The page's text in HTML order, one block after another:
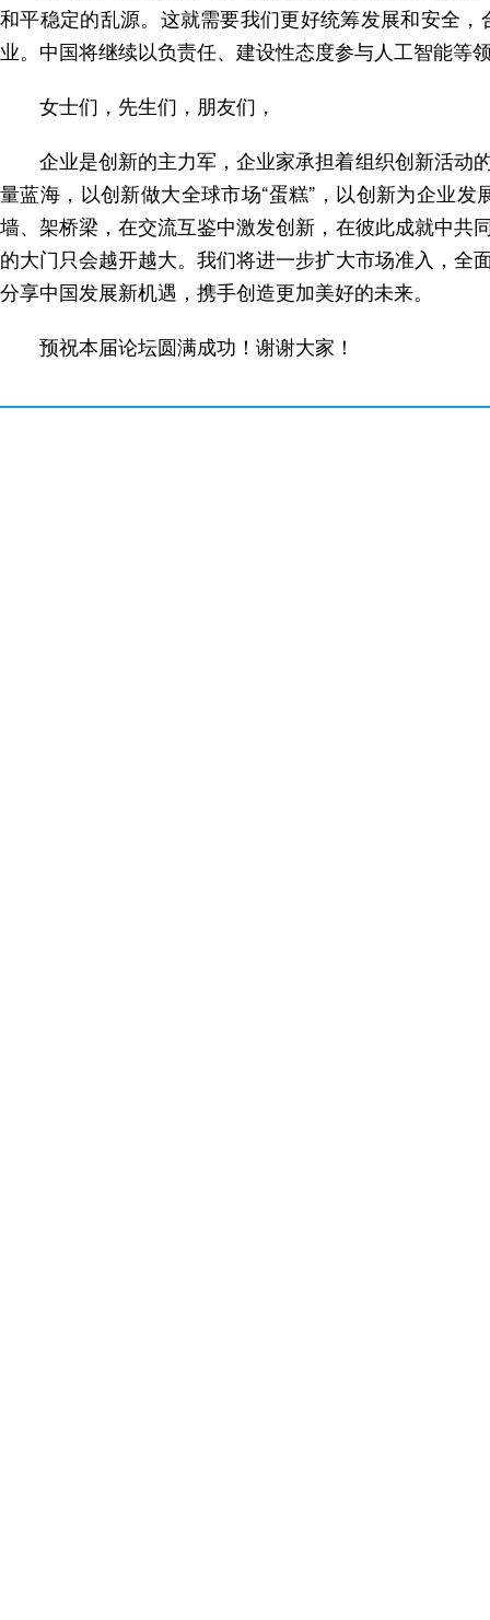
和平稳定的乱源。这就需要我们更好统筹发展和安全
业。中国将继续以负责任、建设性态度参与人工智能等
女士们，先生们，朋友们，
企业是创新的主力军，企业家承担着组织创新活动
量蓝海，以创新做大全球市场“蛋糕”，以创新为企业
墙、架桥梁，在交流互鉴中激发创新，在彼此成就中共
的大门只会越开越大。我们将进一步扩大市场准入，
分享中国发展新机遇，携手创造更加美好的未来。
预祝本届论坛圆满成功！谢谢大家！